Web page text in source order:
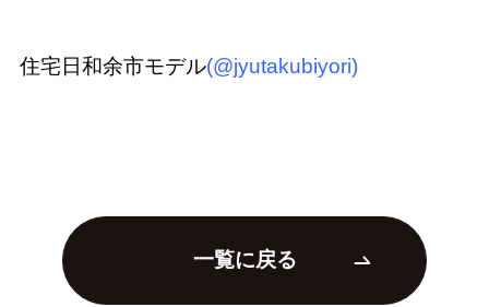
住宅日和余市モデル(@jyutakubiyori)
一覧に戻る